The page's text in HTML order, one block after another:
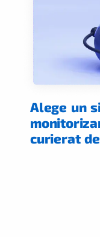
Alege un
curierat